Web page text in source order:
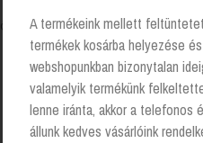
Összesen 1 találat
Kezdőlap
“higiéniai
termékek
A termékeink mellett
termékek kosárba helyezése
webshopunkban bizonytalan
valamelyik termékünk
lenne iránta, akkor a telefonos
állunk kedves vásárlóink